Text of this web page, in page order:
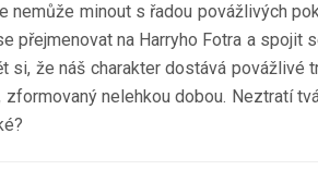
minout s řadou povážlivých
přejmenovat na Harryho Fotra a spojit
že náš charakter dostává
nelehkou dobou. Neztratí